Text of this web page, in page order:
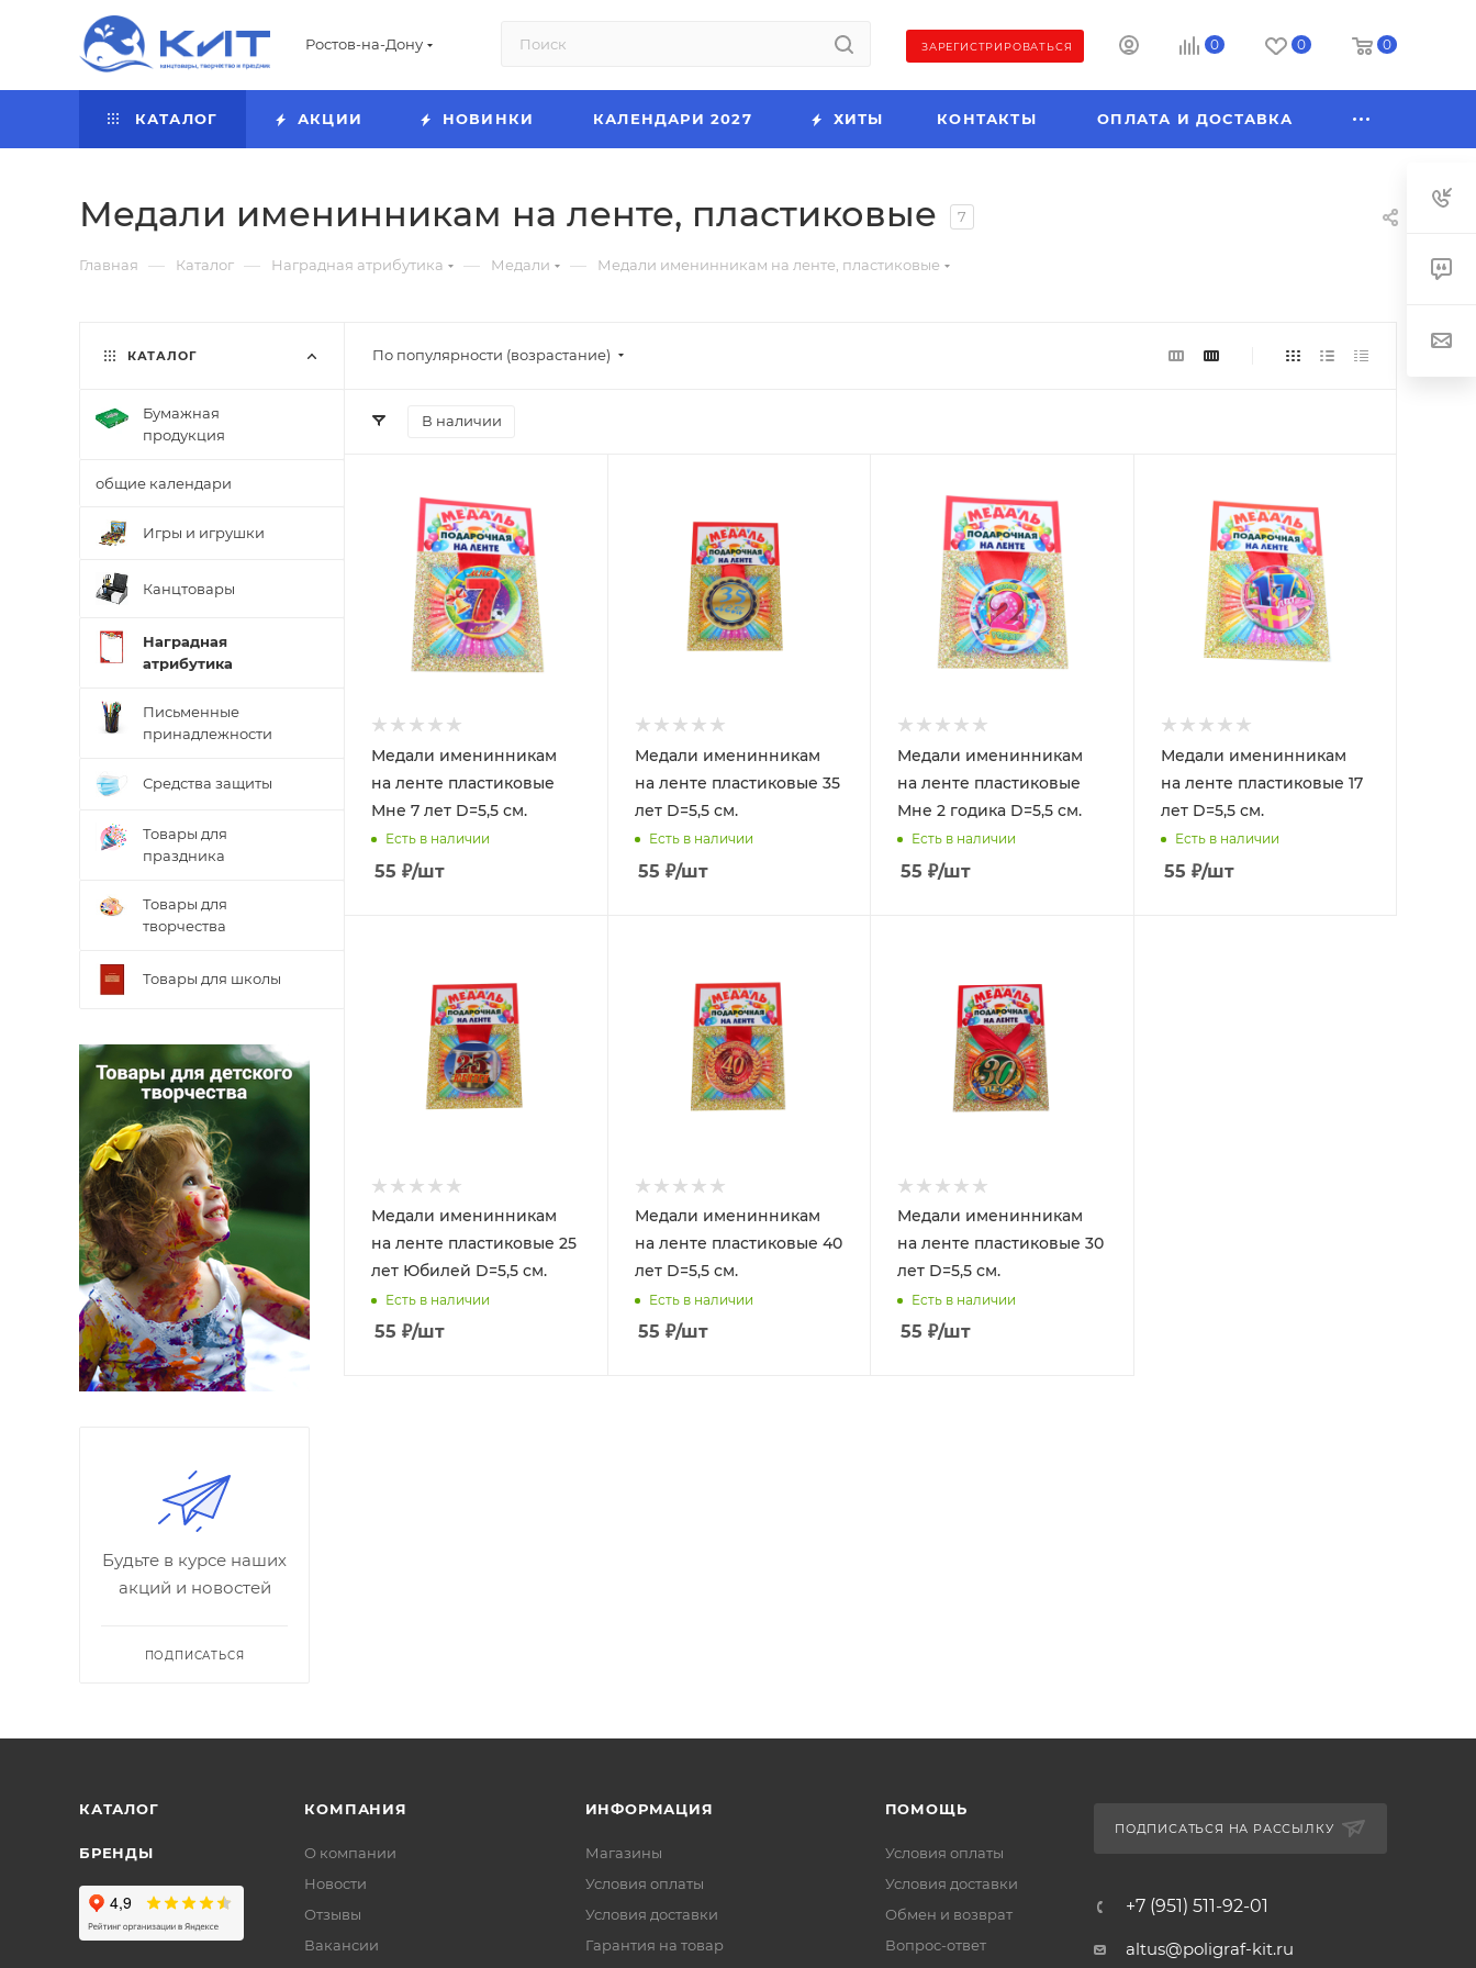
Ростов-на-Дону ЗАРЕГИСТРИРОВАТЬСЯ 0 0 0
КАТАЛОГ АКЦИИ НОВИНКИ КАЛЕНДАРИ 2027 ХИТЫ КОНТАКТЫ ОПЛАТА И ДОСТАВКА
Медали именинникам на ленте, пластиковые 7
Главная — Каталог — Наградная атрибутика — Медали — Медали именинникам на ленте, пластиковые
По популярности (возрастание)
В наличии
Медали именинникам
на ленте пластиковые
Мне 7 лет D=5,5 см.
Есть в наличии
55 ₽/шт
Медали именинникам
на ленте пластиковые 35
лет D=5,5 см.
Есть в наличии
55 ₽/шт
Медали именинникам
на ленте пластиковые
Мне 2 годика D=5,5 см.
Есть в наличии
55 ₽/шт
Медали именинникам
на ленте пластиковые 17
лет D=5,5 см.
Есть в наличии
55 ₽/шт
Медали именинникам
на ленте пластиковые 25
лет Юбилей D=5,5 см.
Есть в наличии
55 ₽/шт
Медали именинникам
на ленте пластиковые 40
лет D=5,5 см.
Есть в наличии
55 ₽/шт
Медали именинникам
на ленте пластиковые 30
лет D=5,5 см.
Есть в наличии
55 ₽/шт
КАТАЛОГ
Бумажная
продукция
общие календари
Игры и игрушки
Канцтовары
Наградная
атрибутика
Письменные
принадлежности
Средства защиты
Товары для
праздника
Товары для
творчества
Товары для школы
Будьте в курсе наших
акций и новостей
ПОДПИСАТЬСЯ
КАТАЛОГ
БРЕНДЫ
КОМПАНИЯ
О компании
Новости
Отзывы
Вакансии
ИНФОРМАЦИЯ
Магазины
Условия оплаты
Условия доставки
Гарантия на товар
ПОМОЩЬ
Условия оплаты
Условия доставки
Обмен и возврат
Вопрос-ответ
ПОДПИСАТЬСЯ НА РАССЫЛКУ
+7 (951) 511-92-01
altus@poligraf-kit.ru